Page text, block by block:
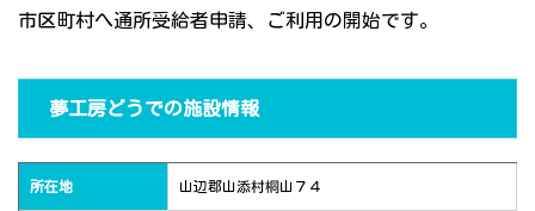
市区町村へ通所受給者申請、ご利用の開始です。
夢工房どうでの施設情報
所在地 山辺郡山添村桐山７４